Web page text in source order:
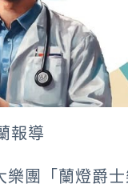
報導
樂團「蘭燈爵